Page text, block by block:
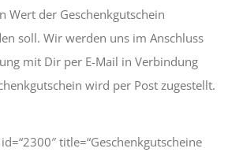
Wert der Geschenkgutschein
soll. Wir werden uns im Anschluss
mit Dir per E-Mail in Verbindung
wird per Post zugestellt.
title=“Geschenkgutscheine